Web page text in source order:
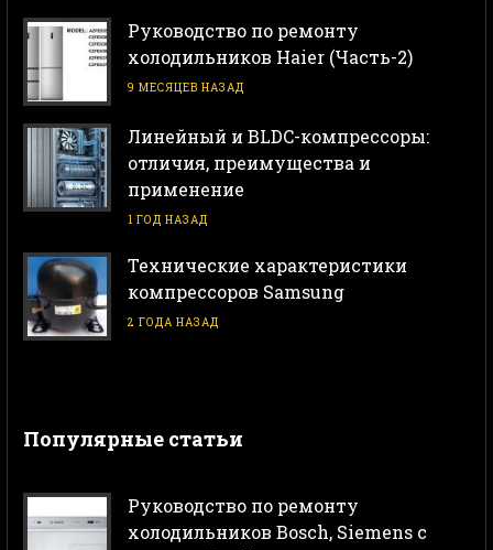
Руководство по ремонту
холодильников Haier (Часть-2)
9 МЕСЯЦЕВ НАЗАД
Линейный и BLDC-компрессоры:
отличия, преимущества и
применение
1 ГОД НАЗАД
Технические характеристики
компрессоров Samsung
2 ГОДА НАЗАД
Популярные статьи
Руководство по ремонту
холодильников Bosch, Siemens с